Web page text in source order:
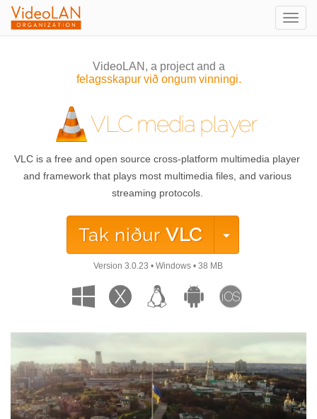
VideoLAN, a project and a
felagsskapur við ongum vinningi.
VLC media player
VLC is a free and open source cross-platform multimedia player
and framework that plays most multimedia files, and various
streaming protocols.
Tak niður VLC
Version 3.0.23 • Windows • 38 MB